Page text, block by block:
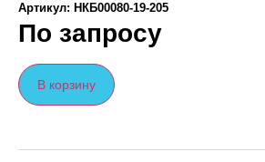
Артикул: НКБ00080-19-205
По запросу
В корзину